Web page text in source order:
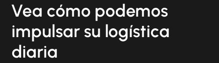
Vea cómo podemos
impulsar su logística
diaria